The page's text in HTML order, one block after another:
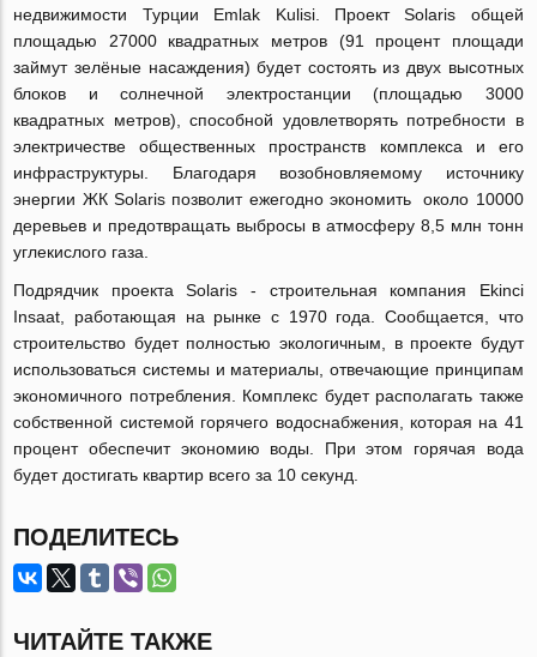
недвижимости Турции Emlak Kulisi. Проект Solaris общей
площадью 27000 квадратных метров (91 процент площади
займут зелёные насаждения) будет состоять из двух высотных
блоков и солнечной электростанции (площадью 3000
квадратных метров), способной удовлетворять потребности в
электричестве общественных пространств комплекса и его
инфраструктуры. Благодаря возобновляемому источнику
энергии ЖК Solaris позволит ежегодно экономить около 10000
деревьев и предотвращать выбросы в атмосферу 8,5 млн тонн
углекислого газа.
Подрядчик проекта Solaris - строительная компания Ekinci
Insaat, работающая на рынке с 1970 года. Сообщается, что
строительство будет полностью экологичным, в проекте будут
использоваться системы и материалы, отвечающие принципам
экономичного потребления. Комплекс будет располагать также
собственной системой горячего водоснабжения, которая на 41
процент обеспечит экономию воды. При этом горячая вода
будет достигать квартир всего за 10 секунд.
ПОДЕЛИТЕСЬ
ЧИТАЙТЕ ТАКЖЕ